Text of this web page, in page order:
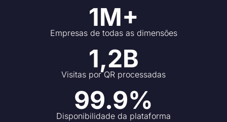
1M+
Empresas de todas as dimensões
1,2B
Visitas por QR processadas
99.9%
Disponibilidade da plataforma